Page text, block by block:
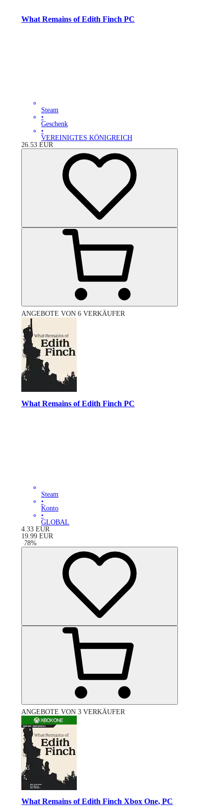
What Remains of Edith Finch PC
Steam
•
Geschenk
•
VEREINIGTES KÖNIGREICH
26.53 EUR
ANGEBOTE VON 6 VERKÄUFER
What Remains of Edith Finch PC
Steam
•
Konto
•
GLOBAL
4.33 EUR
19.99 EUR
-78%
ANGEBOTE VON 3 VERKÄUFER
What Remains of Edith Finch Xbox One, PC